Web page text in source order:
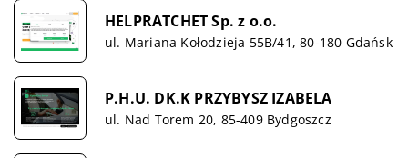
HELPRATCHET Sp. z o.o.
ul. Mariana Kołodzieja 55B/41, 80-180 Gdańsk
P.H.U. DK.K PRZYBYSZ IZABELA
ul. Nad Torem 20, 85-409 Bydgoszcz